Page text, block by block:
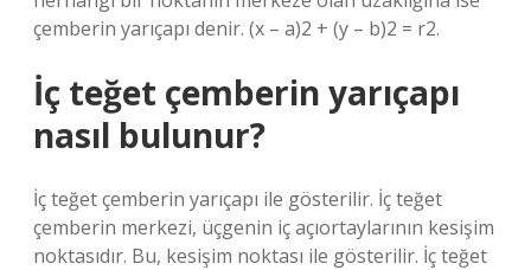
çemberin yarıçapı denir. (x – a)2 + (y – b)2 = r2.
İç teğet çemberin yarıçapı
nasıl bulunur?
İç teğet çemberin yarıçapı ile gösterilir. İç teğet
çemberin merkezi, üçgenin iç açıortaylarının kesişim
noktasıdır. Bu, kesişim noktası ile gösterilir. İç teğet